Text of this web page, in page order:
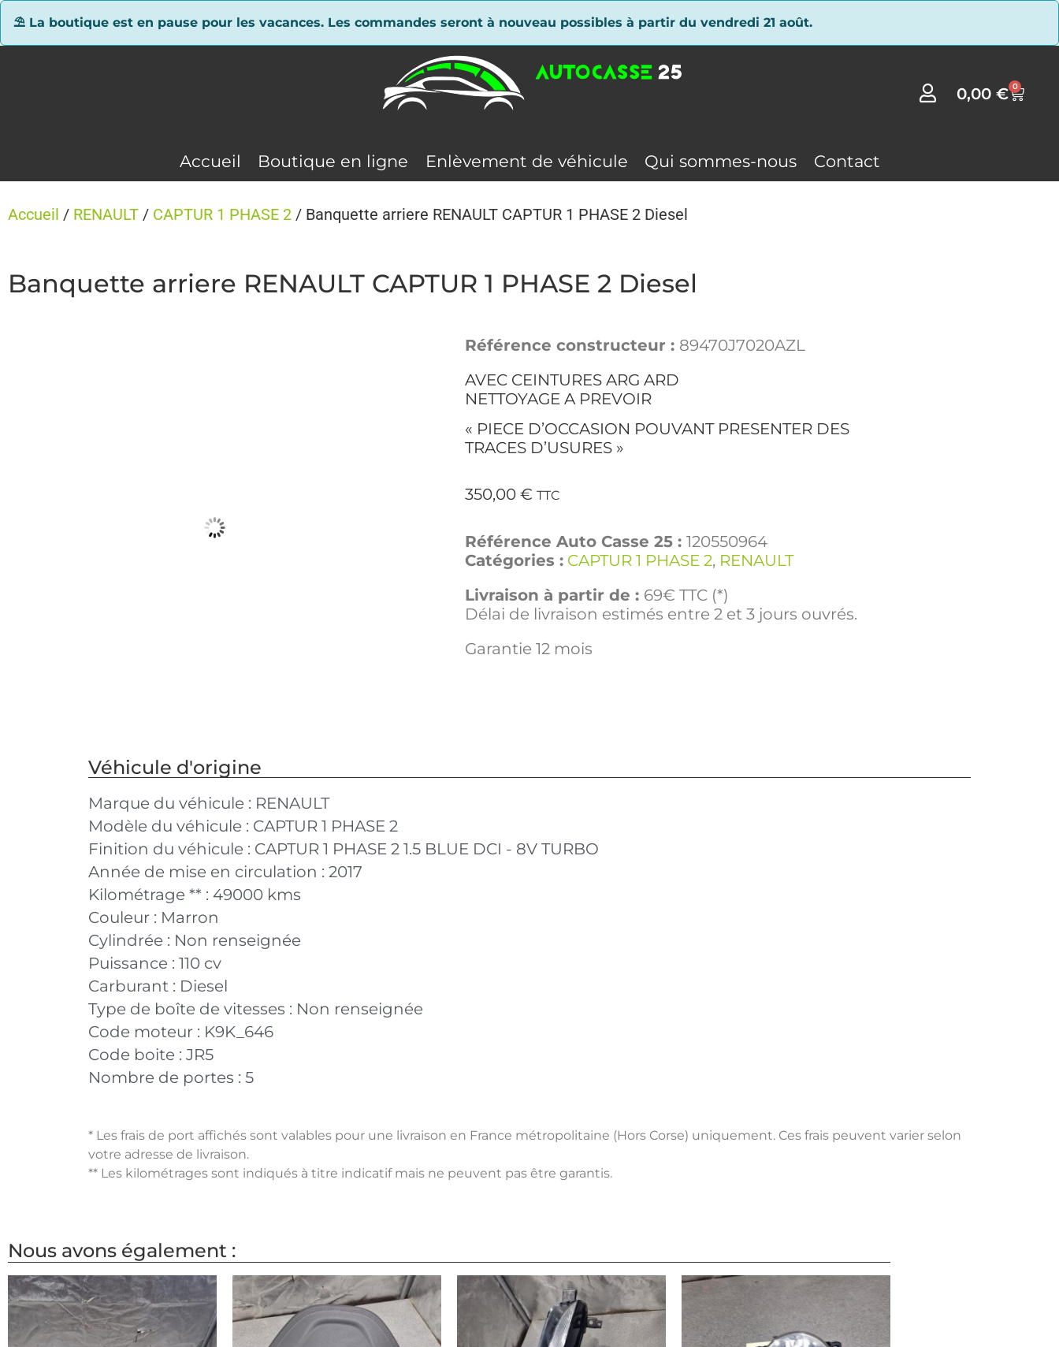
⛱ La boutique est en pause pour les vacances. Les commandes seront à nouveau possibles à partir du vendredi 21 août.
0,00€ 0
Accueil Boutique en ligne Enlèvement de véhicule Qui sommes-nous Contact
Accueil / RENAULT / CAPTUR 1 PHASE 2 / Banquette arriere RENAULT CAPTUR 1 PHASE 2 Diesel
Banquette arriere RENAULT CAPTUR 1 PHASE 2 Diesel
Référence constructeur : 89470J7020AZL
AVEC CEINTURES ARG ARD
NETTOYAGE A PREVOIR
« PIECE D’OCCASION POUVANT PRESENTER DES
TRACES D’USURES »
350,00 € TTC
Référence Auto Casse 25 : 120550964
Catégories : CAPTUR 1 PHASE 2, RENAULT
Livraison à partir de : 69€ TTC (*)
Délai de livraison estimés entre 2 et 3 jours ouvrés.
Garantie 12 mois
Véhicule d'origine
Marque du véhicule : RENAULT
Modèle du véhicule : CAPTUR 1 PHASE 2
Finition du véhicule : CAPTUR 1 PHASE 2 1.5 BLUE DCI - 8V TURBO
Année de mise en circulation : 2017
Kilométrage ** : 49000 kms
Couleur : Marron
Cylindrée : Non renseignée
Puissance : 110 cv
Carburant : Diesel
Type de boîte de vitesses : Non renseignée
Code moteur : K9K_646
Code boite : JR5
Nombre de portes : 5
* Les frais de port affichés sont valables pour une livraison en France métropolitaine (Hors Corse) uniquement. Ces frais peuvent varier selon
votre adresse de livraison.
** Les kilométrages sont indiqués à titre indicatif mais ne peuvent pas être garantis.
Nous avons également :
Panneau de gestion des cookies